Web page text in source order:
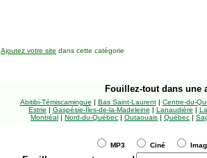
Ajoutez votre site dans cette catégorie
Fouillez-tout dans une
Abitibi-Témiscamingue | Bas Saint-Laurent| Centre-du-
Estrie | Gaspésie-Îles-de-la-Madeleine | Lanaudière |
Montréal | Nord-du-Québec | Outaouais | Québec |
MP3 Ciné